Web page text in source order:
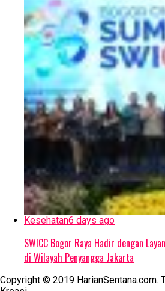
Kesehatan6 days ago
SWICC Bogor Raya Hadir dengan
di Wilayah Penyangga Jakarta
Copyright © 2019 HarianSentana.com.